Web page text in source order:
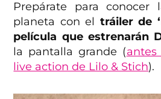
Prepárate para
planeta con el tráiler de
película que estrenarán
la pantalla grande (
live action de Lilo & Stich).